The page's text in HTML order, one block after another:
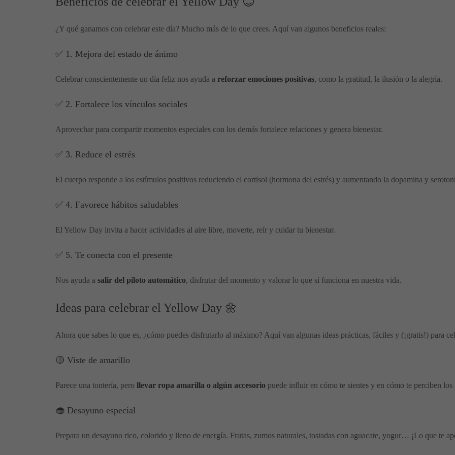
¿Y qué ganamos con celebrar este día? Mucho más de lo que crees. Aquí van algunos beneficios reales:
✅ 1. Mejora del estado de ánimo
Celebrar conscientemente un día feliz nos ayuda a reforzar emociones positivas, como la gratitud, la ilusión o la alegría.
✅ 2. Fortalece los vínculos sociales
Aprovechar para compartir momentos especiales con los demás fortalece relaciones y genera bienestar.
✅ 3. Reduce el estrés
El cuerpo responde a los estímulos positivos reduciendo el cortisol (hormona del estrés) y aumentando la dopamina y
✅ 4. Favorece hábitos saludables
El Yellow Day invita a hacer actividades al aire libre, moverte, reír y cuidar tu bienestar.
✅ 5. Te conecta con el presente
Nos ayuda a salir del piloto automático, disfrutar del momento y valorar lo que sí funciona en nuestra vida.
Ideas para celebrar el Yellow Day 🌼
Ahora que sabes lo que es, ¿cómo puedes disfrutarlo al máximo? Aquí van algunas ideas prácticas, fáciles y (¡gratis!) para
🟡 Viste de amarillo
Parece una tontería, pero llevar ropa amarilla o algún accesorio puede influir en cómo te sientes y en cómo te perciben los
🧁 Desayuno especial
Prepara un desayuno rico, colorido y lleno de energía. Frutas, zumos naturales, tostadas con aguacate, yogur… ¡Lo que te